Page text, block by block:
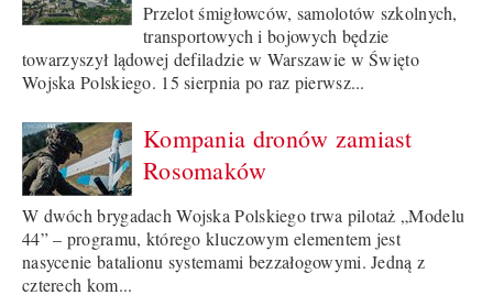
Przelot śmigłowców, samolotów szkolnych,
transportowych i bojowych będzie
towarzyszył lądowej defiladzie w Warszawie w Święto
Wojska Polskiego. 15 sierpnia po raz pierwsz...
Kompania dronów zamiast
Rosomaków
W dwóch brygadach Wojska Polskiego trwa pilotaż „Modelu
44” – programu, którego kluczowym elementem jest
nasycenie batalionu systemami bezzałogowymi. Jedną z
czterech kom...